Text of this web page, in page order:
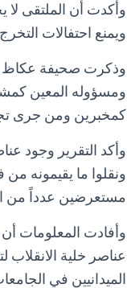
وأكدت أن الملتقى
ويمنع احتفالات التخرج.
وذكرت صحيفة عكاظ
ومسؤوله المعين
كمخبرين ومن جرى تجنيدهم منذ عمله بلغ
وأكد التقرير وجود
ونقلوا ما يقيمونه
مستعرضين عدداً من
وأفادت المعلومات
عناصر خلية
الميدانيين في